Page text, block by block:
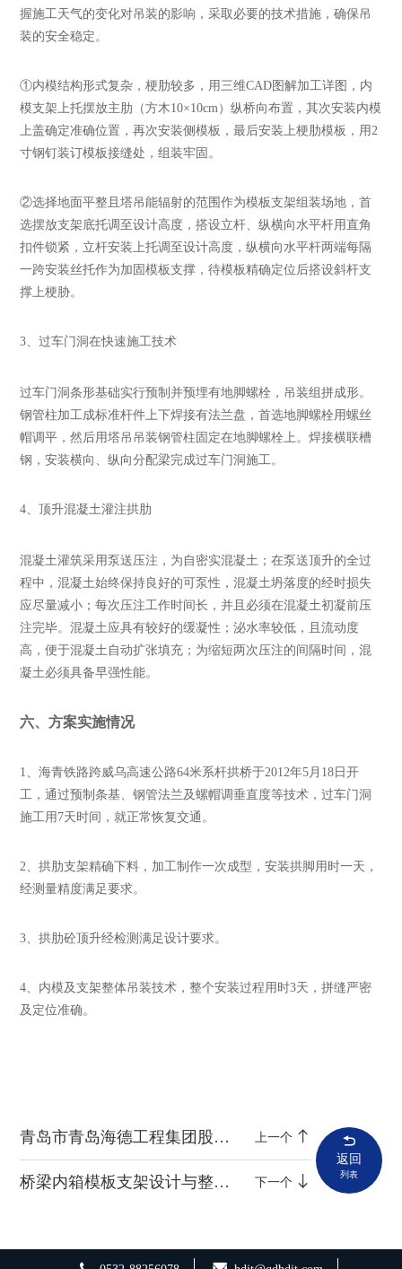
握施工天气的变化对吊装的影响，采取必要的技术措施，确保吊
装的安全稳定。
①内模结构形式复杂，梗肋较多，用三维CAD图解加工详图，内
模支架上托摆放主肋（方木10×10cm）纵桥向布置，其次安装内模
上盖确定准确位置，再次安装侧模板，最后安装上梗肋模板，用2
寸钢钉装订模板接缝处，组装牢固。
②选择地面平整且塔吊能辐射的范围作为模板支架组装场地，首
选摆放支架底托调至设计高度，搭设立杆、纵横向水平杆用直角
扣件锁紧，立杆安装上托调至设计高度，纵横向水平杆两端每隔
一跨安装丝托作为加固模板支撑，待模板精确定位后搭设斜杆支
撑上梗胁。
3、过车门洞在快速施工技术
过车门洞条形基础实行预制并预埋有地脚螺栓，吊装组拼成形。
钢管柱加工成标准杆件上下焊接有法兰盘，首选地脚螺栓用螺丝
帽调平，然后用塔吊吊装钢管柱固定在地脚螺栓上。焊接横联槽
钢，安装横向、纵向分配梁完成过车门洞施工。
4、顶升混凝土灌注拱肋
混凝土灌筑采用泵送压注，为自密实混凝土；在泵送顶升的全过
程中，混凝土始终保持良好的可泵性，混凝土坍落度的经时损失
应尽量减小；每次压注工作时间长，并且必须在混凝土初凝前压
注完毕。混凝土应具有较好的缓凝性；泌水率较低，且流动度
高，便于混凝土自动扩张填充；为缩短两次压注的间隔时间，混
凝土必须具备早强性能。
六、方案实施情况
1、海青铁路跨威乌高速公路64米系杆拱桥于2012年5月18日开
工，通过预制条基、钢管法兰及螺帽调垂直度等技术，过车门洞
施工用7天时间，就正常恢复交通。
2、拱肋支架精确下料，加工制作一次成型，安装拱脚用时一天，
经测量精度满足要求。
3、拱肋砼顶升经检测满足设计要求。
4、内模及支架整体吊装技术，整个安装过程用时3天，拼缝严密
及定位准确。
青岛市青岛海德工程集团股份有限公司大吨位过街廊桥节段预制吊装施工工法文本 上一个
桥梁内箱模板支架设计与整体安装技术 下一个
返回
列表